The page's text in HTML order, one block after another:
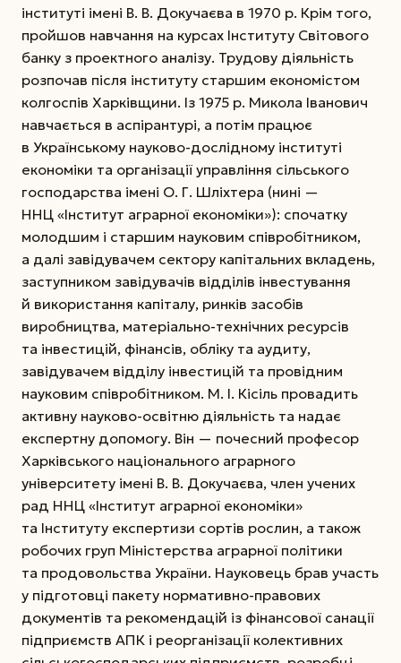
інституті імені В. В. Докучаєва в 1970 р. Крім того,
пройшов навчання на курсах Інституту Світового
банку з проектного аналізу. Трудову діяльність
розпочав після інституту старшим економістом
колгоспів Харківщини. Із 1975 р. Микола Іванович
навчається в аспірантурі, а потім працює
в Українському науково-дослідному інституті
економіки та організації управління сільського
господарства імені О. Г. Шліхтера (нині —
ННЦ «Інститут аграрної економіки»): спочатку
молодшим і старшим науковим співробітником,
а далі завідувачем сектору капітальних вкладень,
заступ­ником завідувачів відділів інвестування
й використання капіталу, ринків засобів
виробництва, матеріально-технічних ресурсів
та інвестицій, фінансів, обліку та аудиту,
завідувачем відділу інвестицій та провідним
науковим співробітником. М. І. Кісіль провадить
активну науково-освітню діяльність та надає
експертну допомогу. Він — почесний професор
Харківського національного аграрного
університету імені В. В. Докучаєва, член учених
рад ННЦ «Інститут аграрної економіки»
та Інституту експертизи сортів рослин, а також
робочих груп Міністерства аграрної політики
та продовольства України. Науковець брав участь
у підготовці пакету нормативно-правових
документів та рекомендацій із фінансової санації
підприємств АПК і реорганізації колективних